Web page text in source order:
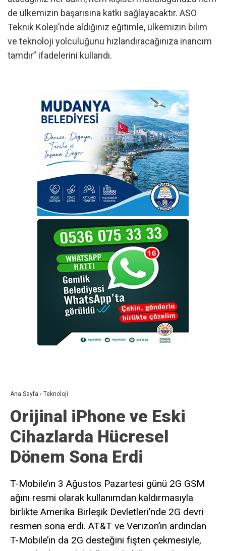
de ülkemizin başarısına katkı sağlayacaktır. ASO
Teknik Koleji’nde aldığınız eğitimle, ülkemizin bilim
ve teknoloji yolculuğunu hızlandıracağınıza inancım
tamdır” ifadelerini kullandı.
Ana Sayfa › Teknoloji
Orijinal iPhone ve Eski
Cihazlarda Hücresel
Dönem Sona Erdi
T-Mobile’ın 3 Ağustos Pazartesi günü 2G GSM
ağını resmi olarak kullanımdan kaldırmasıyla
birlikte Amerika Birleşik Devletleri’nde 2G devri
resmen sona erdi. AT&T ve Verizon’ın ardından
T-Mobile’ın da 2G desteğini fişten çekmesiyle,